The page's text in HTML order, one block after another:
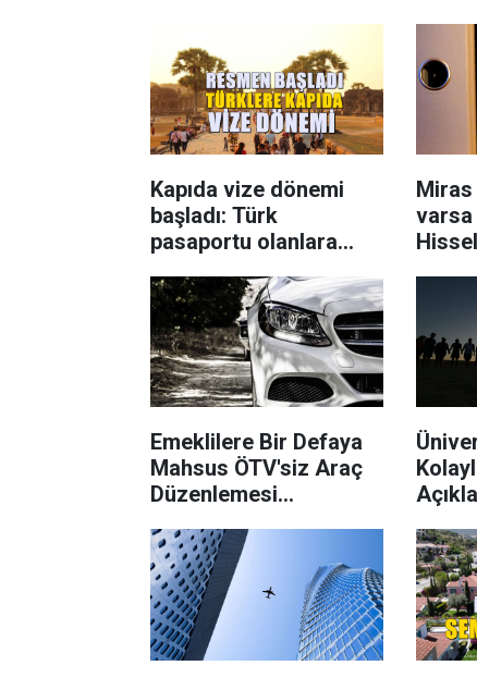
Kapıda vize dönemi
başladı: Türk
pasaportu olanlara
varsa
Emeklilere Bir Defaya
Mahsus ÖTV'siz Araç
Düzenlemesi
Emekliler
Yararlanabilecek